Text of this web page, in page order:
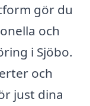
gör du
och
i Sjöbo.
och
just dina